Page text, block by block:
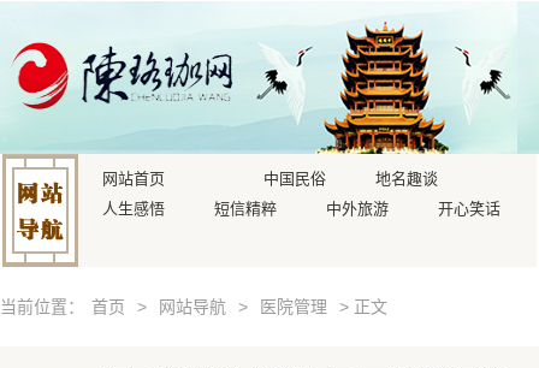
网站首页 中国民俗
地名趣谈
人生感悟
短信精粹 中外旅游 开心笑话
当前位置： 首页 > 网站导航 > 医院管理 > 正文